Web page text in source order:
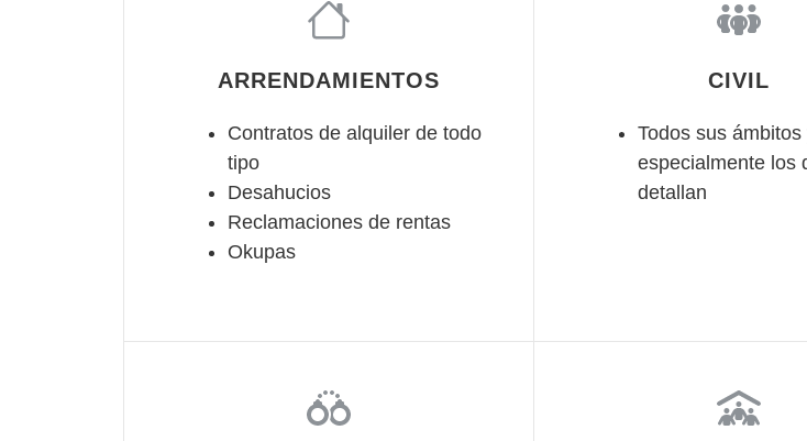
ARRENDAMIENTOS
Contratos de alquiler de todo
tipo
Desahucios
Reclamaciones de rentas
Okupas
CIVIL
Todos sus ámbitos
especialmente los
detallan